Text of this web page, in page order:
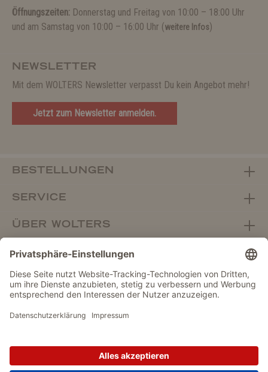
Öffnungszeiten: Donnerstag und Freitag von 10:00 – 18:00 Uhr
und am Samstag von 10:00 – 16:00 Uhr (weitere Infos)
NEWSLETTER
Mit dem WOLTERS Newsletter verpasst Du kein Angebot mehr!
Jetzt zum Newsletter anmelden.
BESTELLUNGEN
SERVICE
ÜBER WOLTERS
FACHHANDEL
Vertrag widerrufen